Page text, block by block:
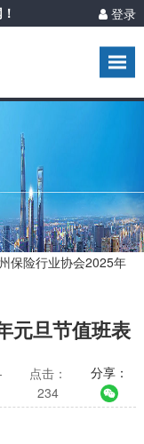
登录
保险行业协会2025年
元旦节值班表
点击：
234
分享：